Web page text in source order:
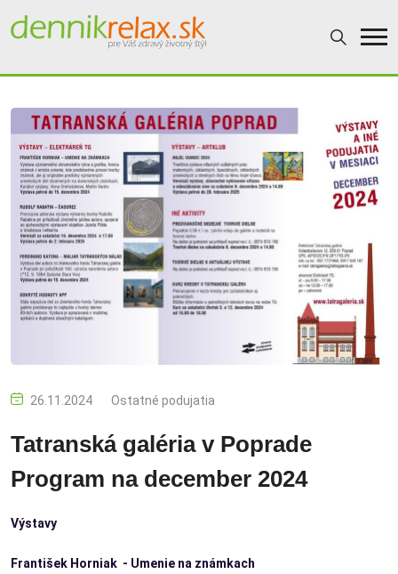
26.11.2024 Ostatné podujatia
Tatranská galéria v Poprade
Program na december 2024
Výstavy
František Horniak - Umenie na známkach